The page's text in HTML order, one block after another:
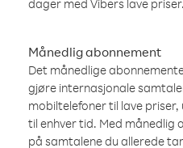
dager med Vibers lave priser.
Månedlig abonnement
Det månedlige
gjøre internasjonale
mobiltelefoner til lave
til enhver tid. Med månedlig
på samtalene du allerede